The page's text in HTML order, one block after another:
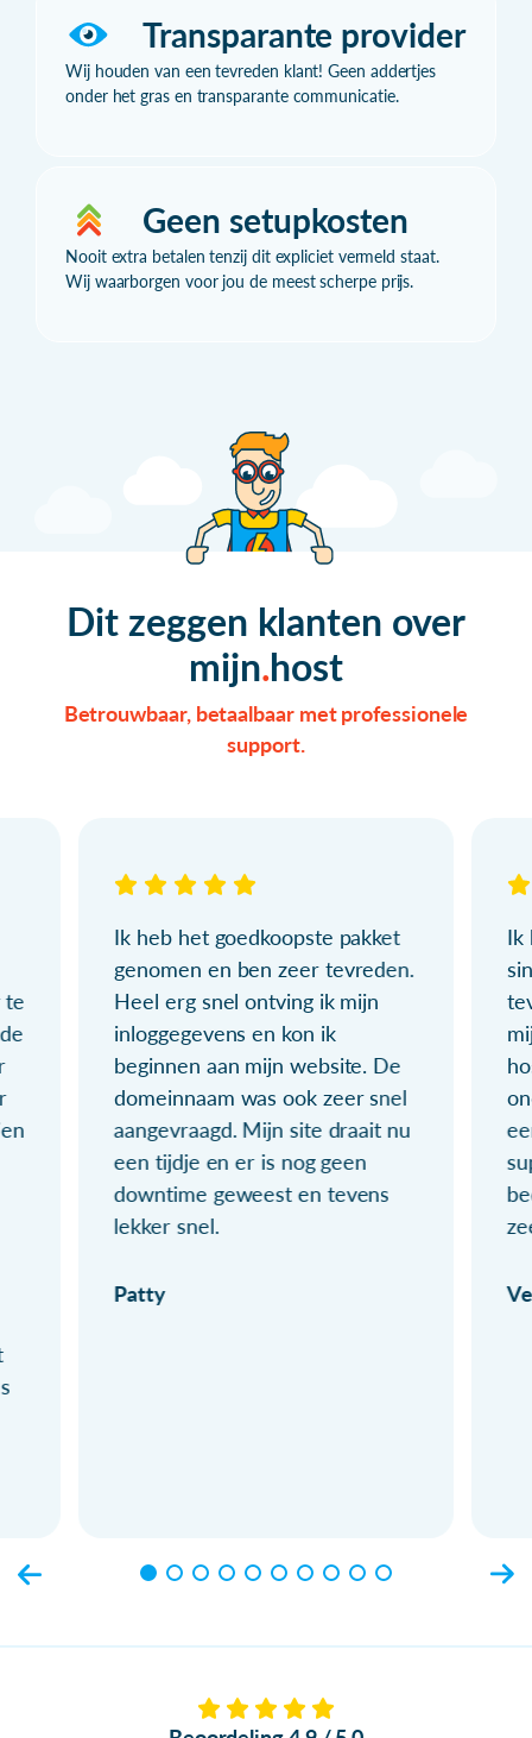
Transparante provider
Wij houden van een tevreden klant! Geen addertjes
onder het gras en transparante communicatie.
Geen setupkosten
Nooit extra betalen tenzij dit expliciet vermeld staat.
Wij waarborgen voor jou de meest scherpe prijs.
Dit zeggen klanten over
mijn host
Betrouwbaar, betaalbaar met professionele
support.
te
Ik heb het goedkoopste pakket
genomen en ben zeer tevreden.
Heel erg snel ontving ik mijn
inloggegevens en kon ik
beginnen aan mijn website. De
domeinnaam was ook zeer snel
aangevraagd. Mijn site draait nu
een tijdje en er is nog geen
downtime geweest en tevens
lekker snel.
Patty
Ik